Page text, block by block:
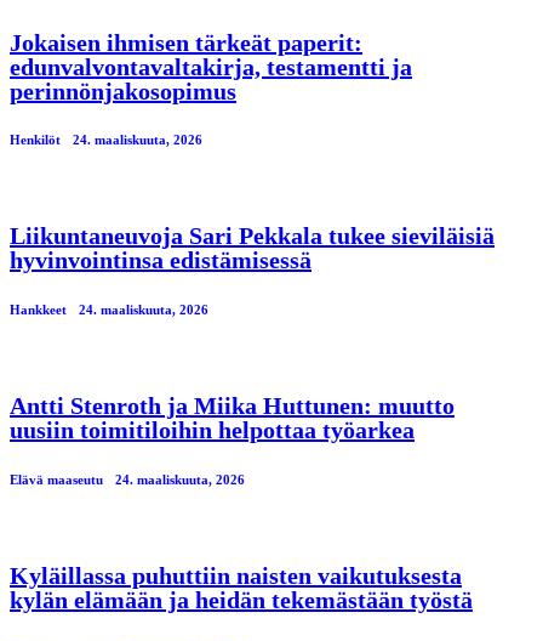
Jokaisen ihmisen tärkeät paperit:
edunvalvontavaltakirja, testamentti ja
perinnönjakosopimus
Henkilöt 24. maaliskuuta, 2026
Liikuntaneuvoja Sari Pekkala tukee sieviläisiä
hyvinvointinsa edistämisessä
Hankkeet 24. maaliskuuta, 2026
Antti Stenroth ja Miika Huttunen: muutto
uusiin toimitiloihin helpottaa työarkea
Elävä maaseutu 24. maaliskuuta, 2026
Kyläillassa puhuttiin naisten vaikutuksesta
kylän elämään ja heidän tekemästään työstä